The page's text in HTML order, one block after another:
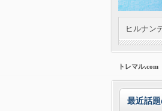
ヒルナン
トレマル.com
最近話